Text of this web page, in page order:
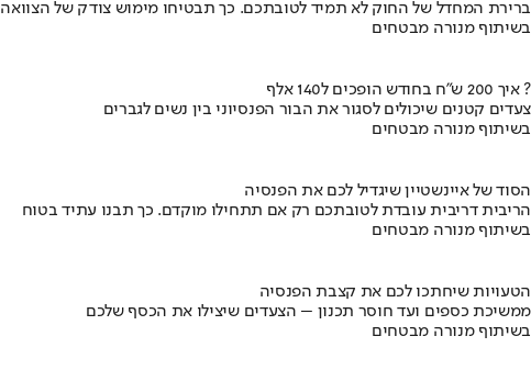
ברירת המחדל של החוק לא תמיד לטובתכם. כך תבטיחו מימוש צודק של הצוואה
בשיתוף מנורה מבטחים
איך 200 ש"ח בחודש הופכים ל140 אלף ?
צעדים קטנים שיכולים לסגור את הבור הפנסיוני בין נשים לגברים
בשיתוף מנורה מבטחים
הסוד של איינשטיין שיגדיל לכם את הפנסיה
הריבית דריבית עובדת לטובתכם רק אם תתחילו מוקדם. כך תבנו עתיד בטוח
בשיתוף מנורה מבטחים
הטעויות שיחתכו לכם את קצבת הפנסיה
ממשיכת כספים ועד חוסר תכנון – הצעדים שיצילו את הכסף שלכם
בשיתוף מנורה מבטחים